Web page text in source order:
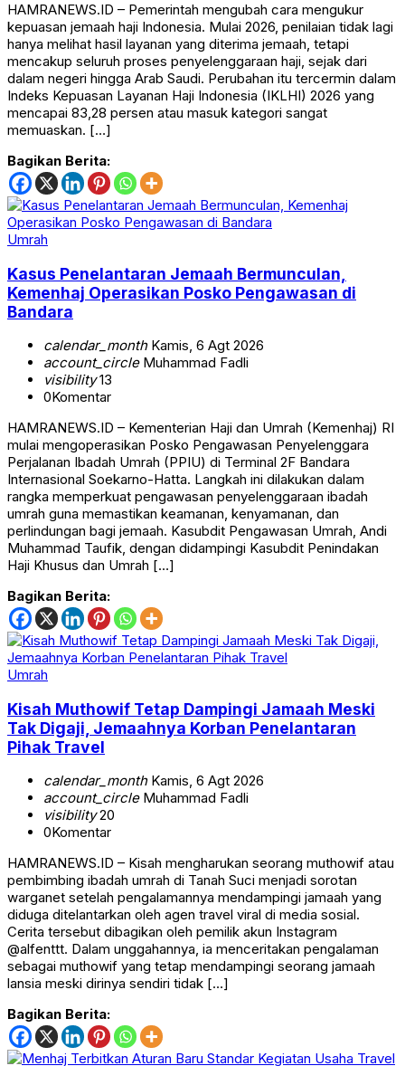
HAMRANEWS.ID – Pemerintah mengubah cara mengukur
kepuasan jemaah haji Indonesia. Mulai 2026, penilaian tidak lagi
hanya melihat hasil layanan yang diterima jemaah, tetapi
mencakup seluruh proses penyelenggaraan haji, sejak dari
dalam negeri hingga Arab Saudi. Perubahan itu tercermin dalam
Indeks Kepuasan Layanan Haji Indonesia (IKLHI) 2026 yang
mencapai 83,28 persen atau masuk kategori sangat
memuaskan. […]
Bagikan Berita:
Umrah
Kasus Penelantaran Jemaah Bermunculan,
Kemenhaj Operasikan Posko Pengawasan di
Bandara
calendar_monthKamis, 6 Agt 2026
account_circleMuhammad Fadli
visibility13
0Komentar
HAMRANEWS.ID – Kementerian Haji dan Umrah (Kemenhaj) RI
mulai mengoperasikan Posko Pengawasan Penyelenggara
Perjalanan Ibadah Umrah (PPIU) di Terminal 2F Bandara
Internasional Soekarno-Hatta. Langkah ini dilakukan dalam
rangka memperkuat pengawasan penyelenggaraan ibadah
umrah guna memastikan keamanan, kenyamanan, dan
perlindungan bagi jemaah. Kasubdit Pengawasan Umrah, Andi
Muhammad Taufik, dengan didampingi Kasubdit Penindakan
Haji Khusus dan Umrah […]
Bagikan Berita:
Umrah
Kisah Muthowif Tetap Dampingi Jamaah Meski
Tak Digaji, Jemaahnya Korban Penelantaran
Pihak Travel
calendar_monthKamis, 6 Agt 2026
account_circleMuhammad Fadli
visibility20
0Komentar
HAMRANEWS.ID – Kisah mengharukan seorang muthowif atau
pembimbing ibadah umrah di Tanah Suci menjadi sorotan
warganet setelah pengalamannya mendampingi jamaah yang
diduga ditelantarkan oleh agen travel viral di media sosial.
Cerita tersebut dibagikan oleh pemilik akun Instagram
@alfenttt. Dalam unggahannya, ia menceritakan pengalaman
sebagai muthowif yang tetap mendampingi seorang jamaah
lansia meski dirinya sendiri tidak […]
Bagikan Berita: